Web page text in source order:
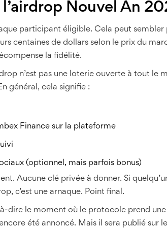
Nouvel An
participant éligible. Cela peut sembler
centaines de dollars selon le prix du
la fidélité.
n’est pas une loterie ouverte à tout le
général, cela signifie :
Finance sur la plateforme
(optionnel, mais parfois bonus)
Aucune clé privée à donner. Si
c’est une arnaque. Point final.
à-dire le moment où le protocole prend
été annoncé. Mais il sera publié sur